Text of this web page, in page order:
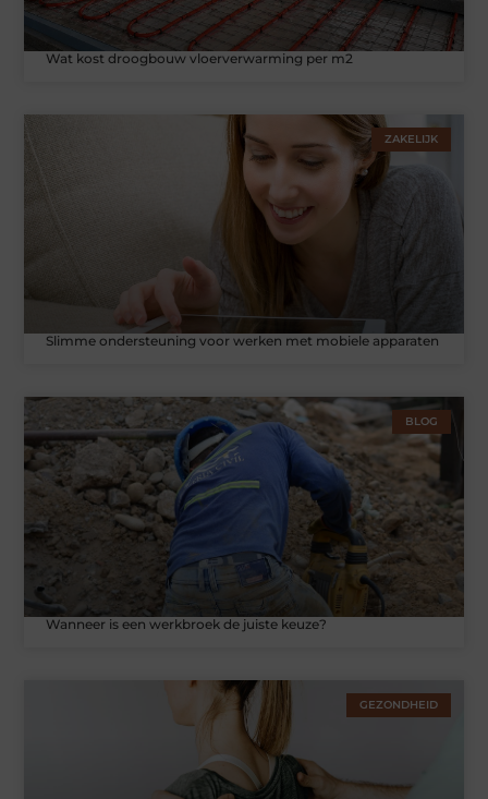
Wat kost droogbouw vloerverwarming per m2
ZAKELIJK
Slimme ondersteuning voor werken met mobiele apparaten
BLOG
Wanneer is een werkbroek de juiste keuze?
GEZONDHEID